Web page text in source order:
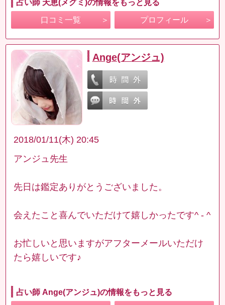
占い師 天恵(メグミ)の情報をもっと見る
口コミ一覧 プロフィール
Ange(アンジュ)
2018/01/11(木) 20:45
アンジュ先生
先日は鑑定ありがとうございました。
会えたこと喜んでいただけて嬉しかったです^ - ^
お忙しいと思いますがアフターメールいただけ
たら嬉しいです♪
占い師 Ange(アンジュ)の情報をもっと見る